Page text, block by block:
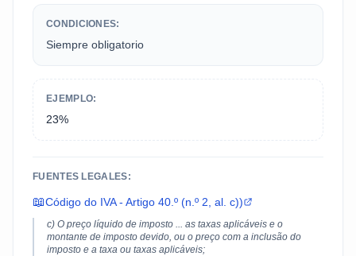
CONDICIONES:
Siempre obligatorio
EJEMPLO:
23%
FUENTES LEGALES:
📖Código do IVA - Artigo 40.º (n.º 2, al. c))
c) O preço líquido de imposto ... as taxas aplicáveis e o
montante de imposto devido, ou o preço com a inclusão do
imposto e a taxa ou taxas aplicáveis;